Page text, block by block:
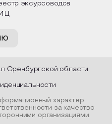
яркому времени
эксурсоводов
Оренбургской области
характер.
за качество
организациями.